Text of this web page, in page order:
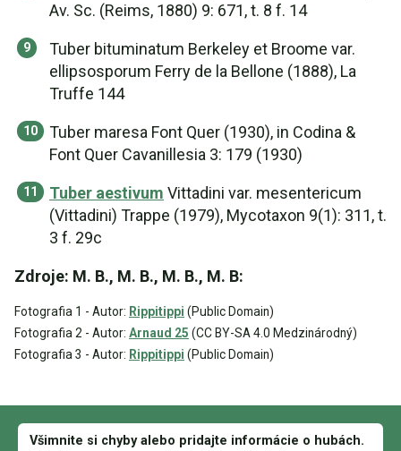
Av. Sc. (Reims, 1880) 9: 671, t. 8 f. 14
Tuber bituminatum Berkeley et Broome var.
ellipsosporum Ferry de la Bellone (1888), La
Truffe 144
Tuber maresa Font Quer (1930), in Codina &
Font Quer Cavanillesia 3: 179 (1930)
Tuber aestivum Vittadini var. mesentericum
(Vittadini) Trappe (1979), Mycotaxon 9(1): 311, t.
3 f. 29c
Zdroje: M. B., M. B., M. B., M. B:
Fotografia 1 - Autor: Rippitippi (Public Domain)
Fotografia 2 - Autor: Arnaud 25 (CC BY-SA 4.0 Medzinárodný)
Fotografia 3 - Autor: Rippitippi (Public Domain)